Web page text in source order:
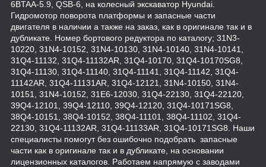
6BTAA-5.9, QSB-6, на колесный экскаватор Hyundai.
Гидромотор поворота платформы и запасные части
двигателя в наличии а также на заказ, как в оригинале так и в
дубликате. Номер бортового редуктора по каталогу; 31N3-
10220, 31N4-10152, 31N4-10130, 31N4-10140, 31N4-10141,
31Q4-11132, 31Q4-11132AR, 31Q4-10170, 31Q4-10170SG8,
31Q4-11130, 31Q4-11140, 31Q4-11141, 31Q4-11142, 31Q4-
11142AR, 31Q4-11131AR, 31Q4-12121, 31N4-10150, 31N4-
10151, 31N4-10152, 31E6-12030, 31Q4-22130, 31Q4-22120,
39Q4-12101, 39Q4-12110, 39Q4-12120, 31Q4-10171SG8,
38Q4-10151, 38Q4-10152, 38Q4-11101, 38Q4-11102, 31Q4-
22130, 31Q4-11132AR, 31Q4-11133AR, 31Q4-10171SG8. Наши
специалисты помогут без ошибочно подобрать запасные
части как в оригинале так и в дубликате, на основании
лицензионных каталогов. Работаем напрямую с заводами